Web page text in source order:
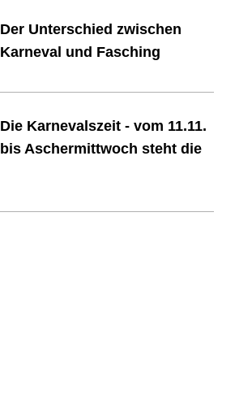
Der Unterschied zwischen
Karneval und Fasching
Die Karnevalszeit - vom 11.11.
bis Aschermittwoch steht die